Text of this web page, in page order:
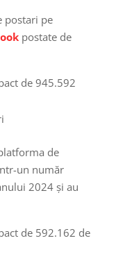
postari pe
postate de
de 945.592
de
un număr
2024 și au
de 592.162 de